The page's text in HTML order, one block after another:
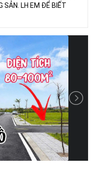
SẢN. LH EM ĐỂ BIẾT